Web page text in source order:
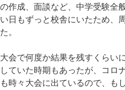
の作成、面談など、中学受験全
い日もずっと校舎にいたため、
た。
大会で何度か結果を残すくらい
していた時期もあったが、コロ
も時々大会に出ているので、も